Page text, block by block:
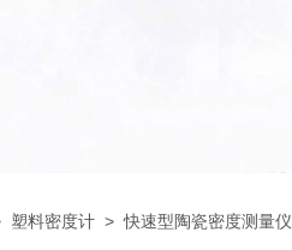
塑料密度计 > 快速型陶瓷密度测量仪